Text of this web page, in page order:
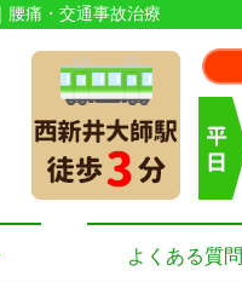
腰痛・交通事故治療
よくある質問